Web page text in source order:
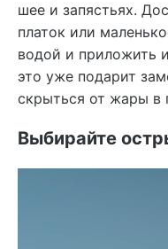
шее и запястьях.
платок или
водой и приложить
это уже подарит
скрыться от жары в
Выбирайте